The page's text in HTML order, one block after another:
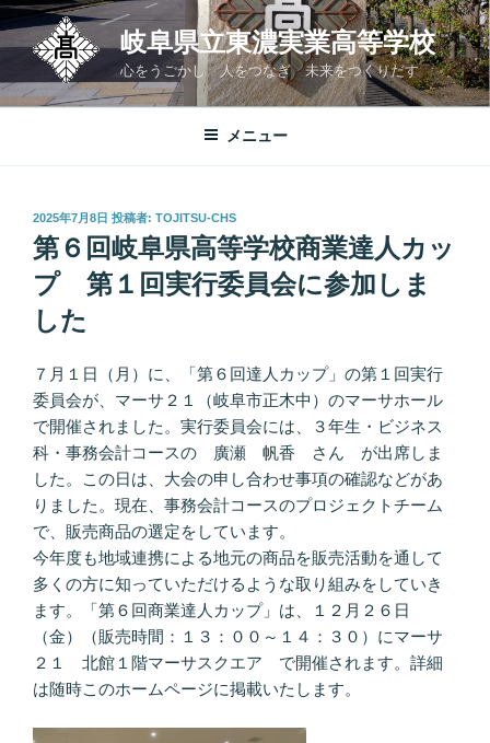
コ
ン
ス
岐阜県立東濃実業高等学校
心をうごかし 人をつなぎ 未来をつくりだす
メニュー
投
稿
日:
2025年7月8日 投稿者: TOJITSU-CHS
第６回岐阜県高等学校商業達人カッ
プ 第１回実行委員会に参加しま
した
７月１日（月）に、「第６回達人カップ」の第１回実行
委員会が、マーサ２１（岐阜市正木中）のマーサホール
で開催されました。実行委員会には、３年生・ビジネス
科・事務会計コースの 廣瀬 帆香 さん が出席しま
した。この日は、大会の申し合わせ事項の確認などがあ
りました。現在、事務会計コースのプロジェクトチーム
で、販売商品の選定をしています。
今年度も地域連携による地元の商品を販売活動を通して
多くの方に知っていただけるような取り組みをしていき
ます。「第６回商業達人カップ」は、１２月２６日
（金）（販売時間：１３：００～１４：３０）にマーサ
２１ 北館１階マーサスクエア で開催されます。詳細
は随時このホームページに掲載いたします。